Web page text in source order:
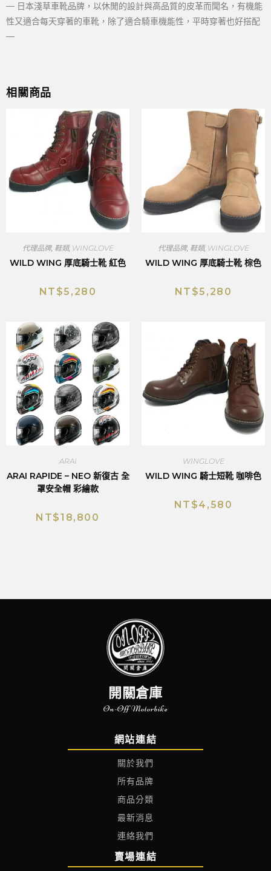
— 日本淺草車靴品牌，以休閒的設計與高品質的皮革而聞名，有機能
性又適合每天穿著的車靴，除了適合騎車機能性，平時穿著也好搭配
—
相關商品
代理品牌, 鞋類, WINGLOVE
WILD WING 厚底騎士靴 紅色
NT$5,280
代理品牌, 鞋類, WINGLOVE
WILD WING 厚底騎士靴 棕色
NT$5,280
ARAI
ARAI RAPIDE – NEO 新復古 全
罩安全帽 彩繪款
NT$18,800
WINGLOVE
WILD WING 騎士短靴 咖啡色
NT$4,580
開關倉庫
On-Off Motorbike
網站連結
關於我們
所有品牌
商品分類
最新消息
連絡我們
賣場連結